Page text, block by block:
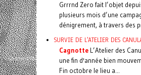
Grrrnd Zero fait l’objet
plusieurs mois d’une
dénigrement, à travers des
SURVIE DE L'ATELIER DES
Cagnotte L’Atelier des
une fin d'année bien
Fin octobre le lieu a...